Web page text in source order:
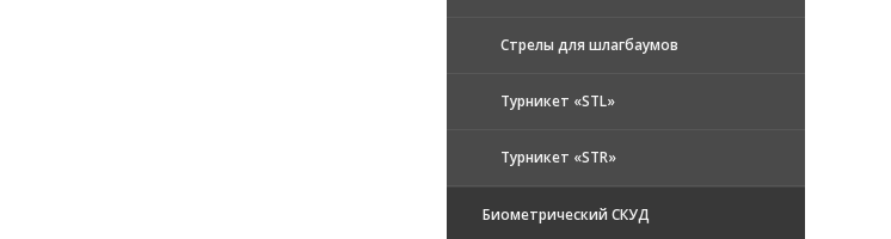
Стрелы для шлагбаумов
Турникет «STL»
Турникет «STR»
Биометрический СКУД